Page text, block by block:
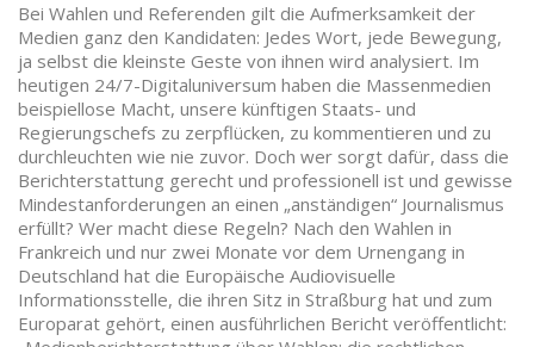
Bei Wahlen und Referenden gilt die Aufmerksamkeit der
Medien ganz den Kandidaten: Jedes Wort, jede Bewegung,
ja selbst die kleinste Geste von ihnen wird analysiert. Im
heutigen 24/7-Digitaluniversum haben die Massenmedien
beispiellose Macht, unsere künftigen Staats- und
Regierungschefs zu zerpflücken, zu kommentieren und zu
durchleuchten wie nie zuvor. Doch wer sorgt dafür, dass die
Berichterstattung gerecht und professionell ist und gewisse
Mindestanforderungen an einen „anständigen“ Journalismus
erfüllt? Wer macht diese Regeln? Nach den Wahlen in
Frankreich und nur zwei Monate vor dem Urnengang in
Deutschland hat die Europäische Audiovisuelle
Informationsstelle, die ihren Sitz in Straßburg hat und zum
Europarat gehört, einen ausführlichen Bericht veröffentlicht: